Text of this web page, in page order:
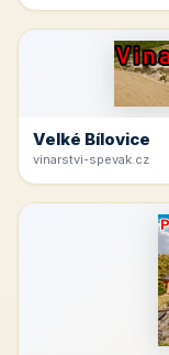
Velké Bílovice
vinarstvi-spevak.cz